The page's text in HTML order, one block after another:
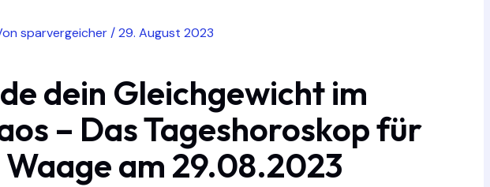
sparvergeicher /29. August 2023
dein Gleichgewicht im
– Das Tageshoroskop für
am 29.08.2023